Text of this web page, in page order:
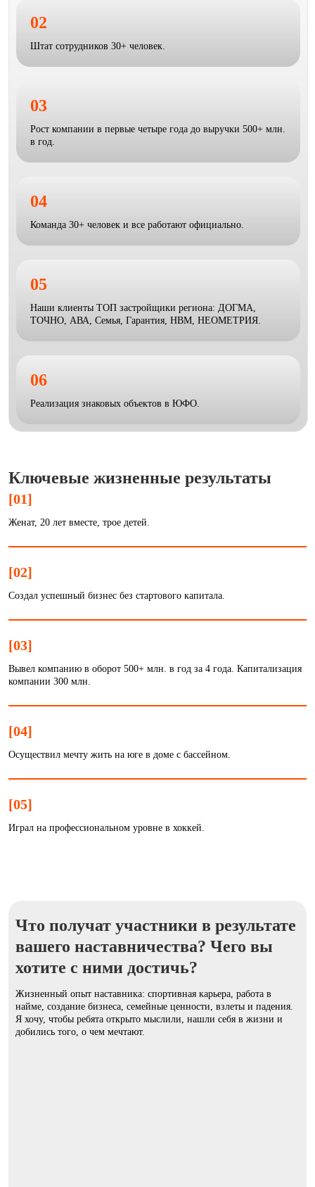
02
Штат сотрудников 30+ человек.
03
Рост компании в первые четыре года до выручки 500+ млн.
в год.
04
Команда 30+ человек и все работают официально.
05
Наши клиенты ТОП застройщики региона: ДОГМА,
ТОЧНО, АВА, Семья, Гарантия, НВМ, НЕОМЕТРИЯ.
06
Реализация знаковых объектов в ЮФО.
Ключевые жизненные результаты
[01]
Женат, 20 лет вместе, трое детей.
[02]
Создал успешный бизнес без стартового капитала.
[03]
Вывел компанию в оборот 500+ млн. в год за 4 года. Капитализация
компании 300 млн.
[04]
Осуществил мечту жить на юге в доме с бассейном.
[05]
Играл на профессиональном уровне в хоккей.
Что получат участники в результате
вашего наставничества? Чего вы
хотите с ними достичь?
Жизненный опыт наставника: спортивная карьера, работа в
найме, создание бизнеса, семейные ценности, взлеты и падения.
Я хочу, чтобы ребята открыто мыслили, нашли себя в жизни и
добились того, о чем мечтают.